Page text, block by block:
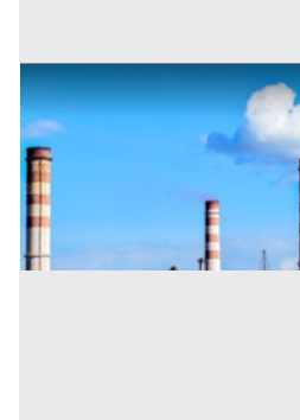
Opifici all'asta a Casale di
Casale di Scodosia
Offerta minima
129.000 € 172.000 €
Codice asta:
cb7b6030
Asta chiusa